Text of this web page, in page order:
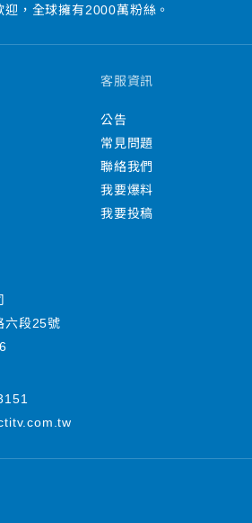
，全球擁有2000萬粉絲。
客服資訊
公告
常見問題
聯絡我們
我要爆料
我要投稿
六段25號